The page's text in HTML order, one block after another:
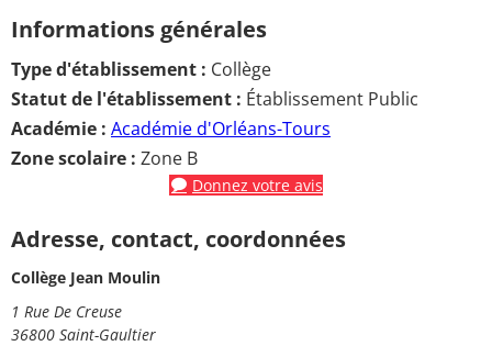
Informations générales
Type d'établissement : Collège
Statut de l'établissement : Établissement Public
Académie : Académie d'Orléans-Tours
Zone scolaire : Zone B
Donnez votre avis
Adresse, contact, coordonnées
Collège Jean Moulin
1 Rue De Creuse
36800 Saint-Gaultier